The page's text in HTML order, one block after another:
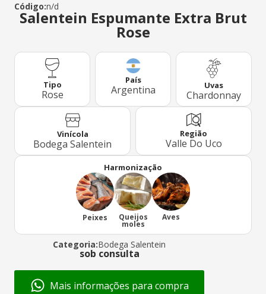
Código:n/d
Salentein Espumante Extra Brut
Rose
Tipo
Rose
País
Argentina Uvas
Chardonnay
Vinícola
Bodega Salentein
Região
Valle Do Uco
Harmonização
Peixes Queijos
moles
Aves
Categoria:Bodega Salentein
sob consulta
Mais informações para compra